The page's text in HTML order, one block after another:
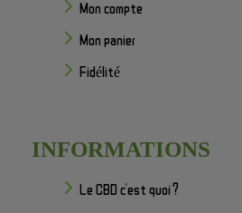
Mon compte
Mon panier
Fidélité
INFORMATIONS
Le CBD c'est quoi ?